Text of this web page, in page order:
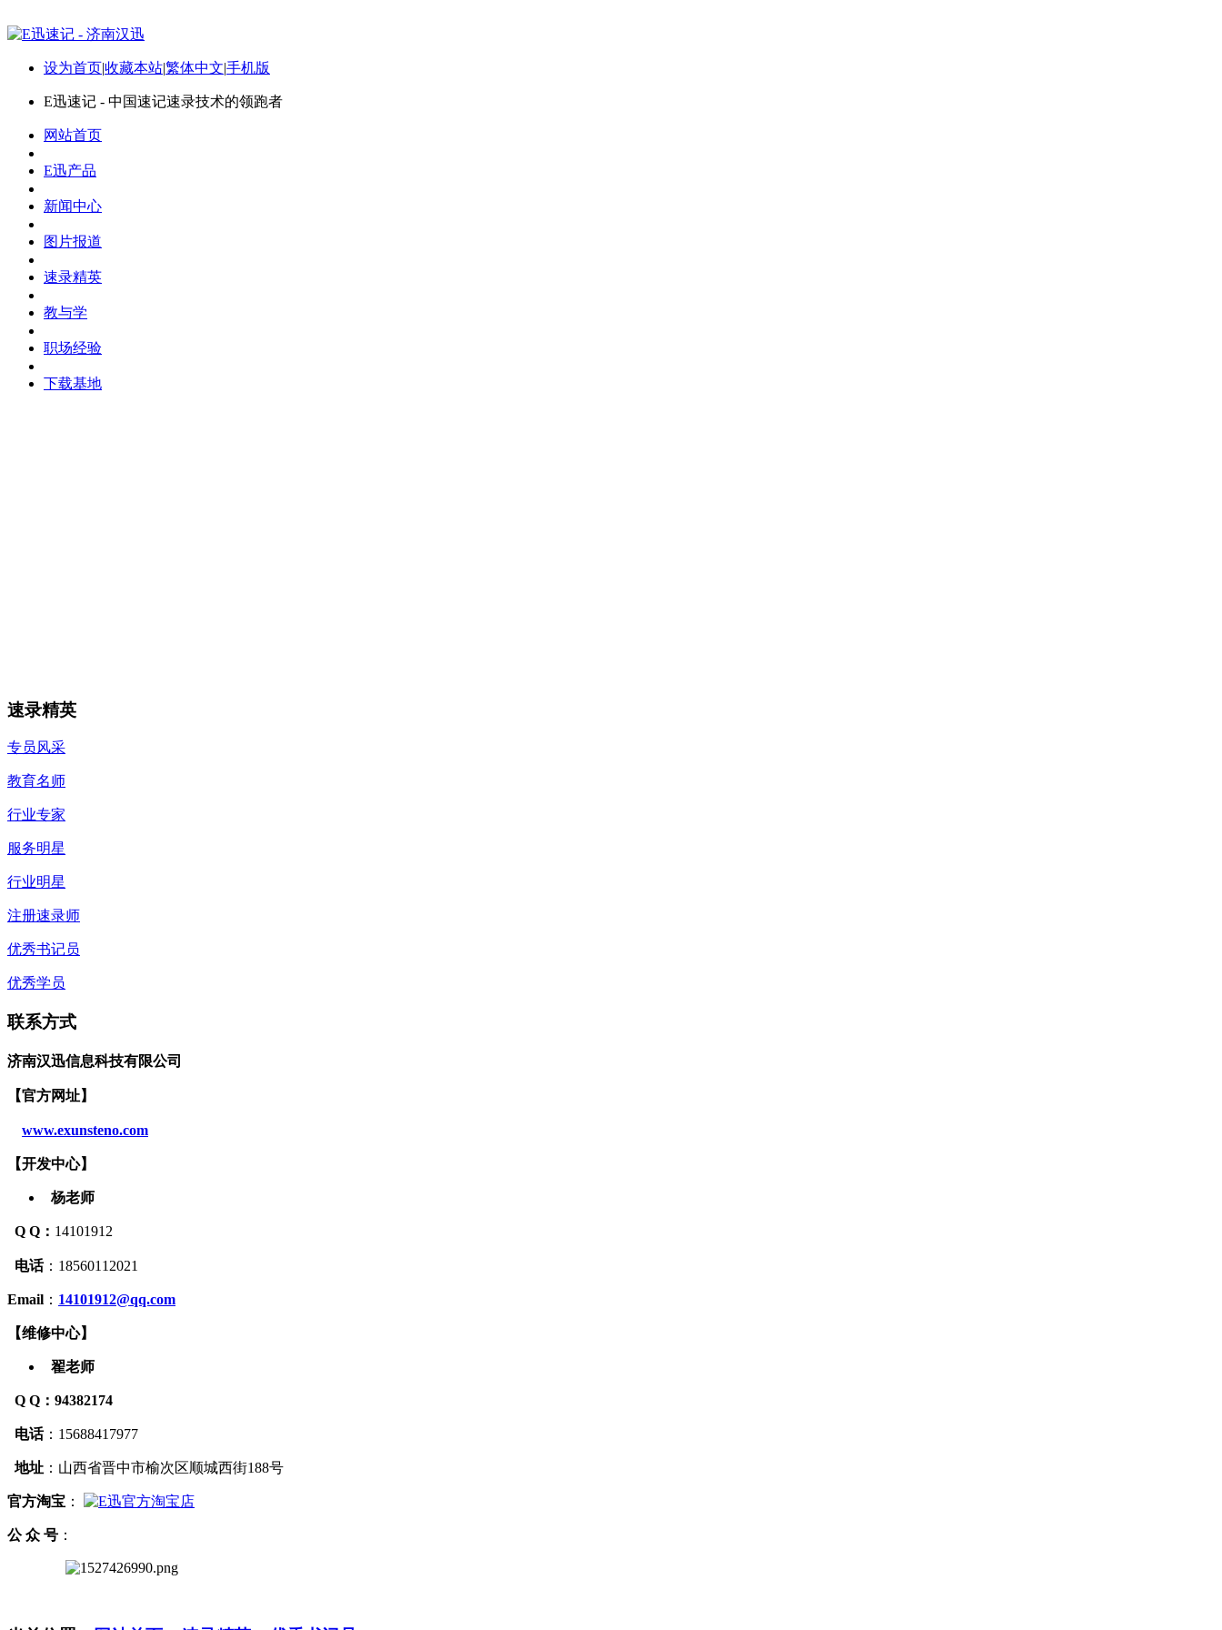
设为首页|收藏本站|繁体中文|手机版
E迅速记 - 中国速记速录技术的领跑者
网站首页
E迅产品
新闻中心
图片报道
速录精英
教与学
职场经验
下载基地
速录精英
专员风采
教育名师
行业专家
服务明星
行业明星
注册速录师
优秀书记员
优秀学员
联系方式
济南汉迅信息科技有限公司
【官方网址】
www.exunsteno.com
【开发中心】
杨老师
Q Q： 14101912
电话： 18560112021
Email ： 14101912@qq.com
【维修中心】
翟老师
Q Q ：94382174
电话：15688417977
地址 ：山西省晋中市榆次区顺城西街188号
官方淘宝 ：
公 众 号 ：